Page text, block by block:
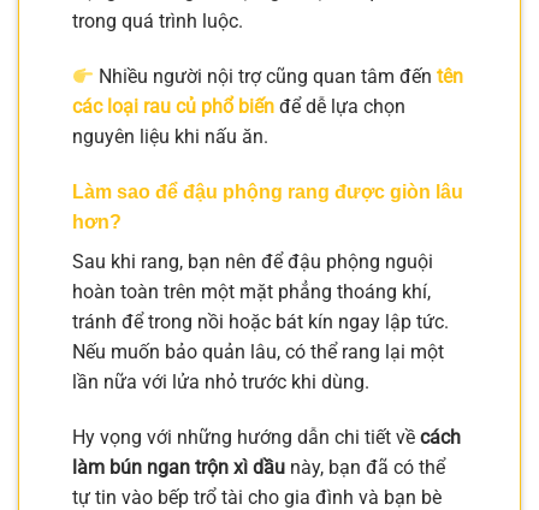
trong quá trình luộc.
Nhiều người nội trợ cũng quan tâm đếntên
các loại rau củ phổ biến để dễ lựa chọn
nguyên liệu khi nấu ăn.
Làm sao để đậu phộng rang được giòn lâu
hơn?
Sau khi rang, bạn nên để đậu phộng nguội
hoàn toàn trên một mặt phẳng thoáng khí,
tránh để trong nồi hoặc bát kín ngay lập tức.
Nếu muốn bảo quản lâu, có thể rang lại một
lần nữa với lửa nhỏ trước khi dùng.
Hy vọng với những hướng dẫn chi tiết về cách
làm bún ngan trộn xì dầu này, bạn đã có thể
tự tin vào bếp trổ tài cho gia đình và bạn bè